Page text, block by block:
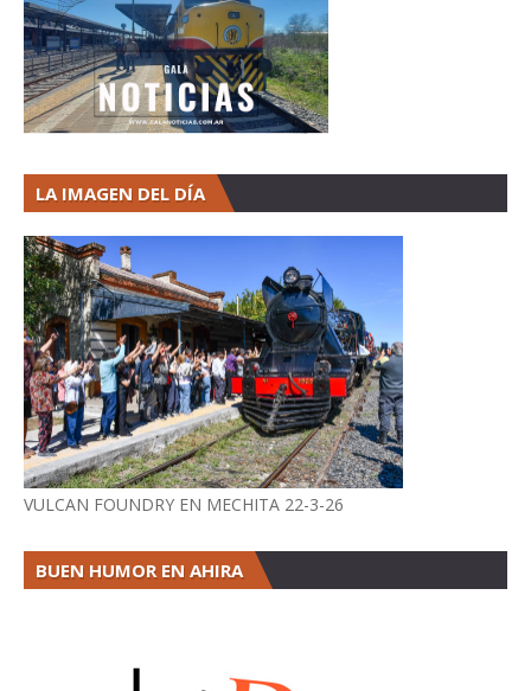
LA IMAGEN DEL DÍA
VULCAN FOUNDRY EN MECHITA 22-3-26
BUEN HUMOR EN AHIRA